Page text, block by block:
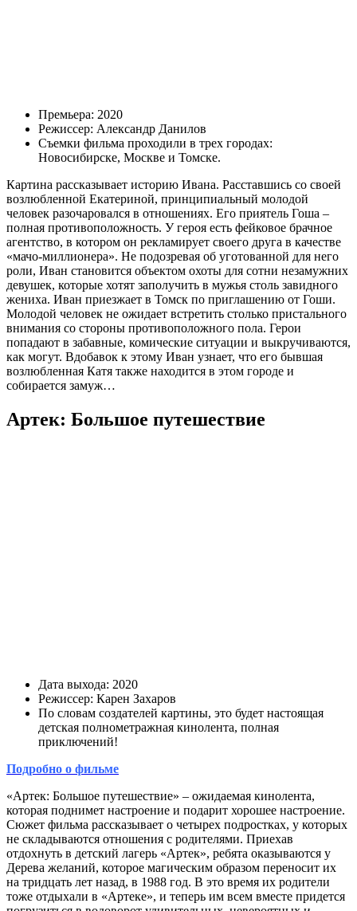
Премьера: 2020
Режиссер: Александр Данилов
Съемки фильма проходили в трех городах:
Новосибирске, Москве и Томске.
Картина рассказывает историю Ивана. Расставшись со своей
возлюбленной Екатериной, принципиальный молодой
человек разочаровался в отношениях. Его приятель Гоша –
полная противоположность. У героя есть фейковое брачное
агентство, в котором он рекламирует своего друга в качестве
«мачо-миллионера». Не подозревая об уготованной для него
роли, Иван становится объектом охоты для сотни незамужних
девушек, которые хотят заполучить в мужья столь завидного
жениха. Иван приезжает в Томск по приглашению от Гоши.
Молодой человек не ожидает встретить столько пристального
внимания со стороны противоположного пола. Герои
попадают в забавные, комические ситуации и выкручиваются,
как могут. Вдобавок к этому Иван узнает, что его бывшая
возлюбленная Катя также находится в этом городе и
собирается замуж…
Артек: Большое путешествие
Дата выхода: 2020
Режиссер: Карен Захаров
По словам создателей картины, это будет настоящая
детская полнометражная кинолента, полная
приключений!
Подробно о фильме
«Артек: Большое путешествие» – ожидаемая кинолента,
которая поднимет настроение и подарит хорошее настроение.
Сюжет фильма рассказывает о четырех подростках, у которых
не складываются отношения с родителями. Приехав
отдохнуть в детский лагерь «Артек», ребята оказываются у
Дерева желаний, которое магическим образом переносит их
на тридцать лет назад, в 1988 год. В это время их родители
тоже отдыхали в «Артеке», и теперь им всем вместе придется